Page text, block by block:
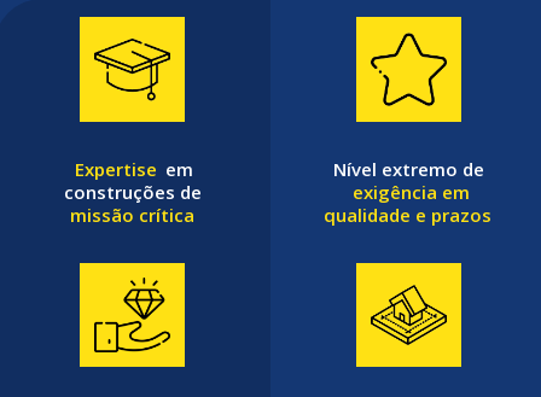
Expertise em
construções de
missão crítica
Nível extremo de
exigência em
qualidade e prazos